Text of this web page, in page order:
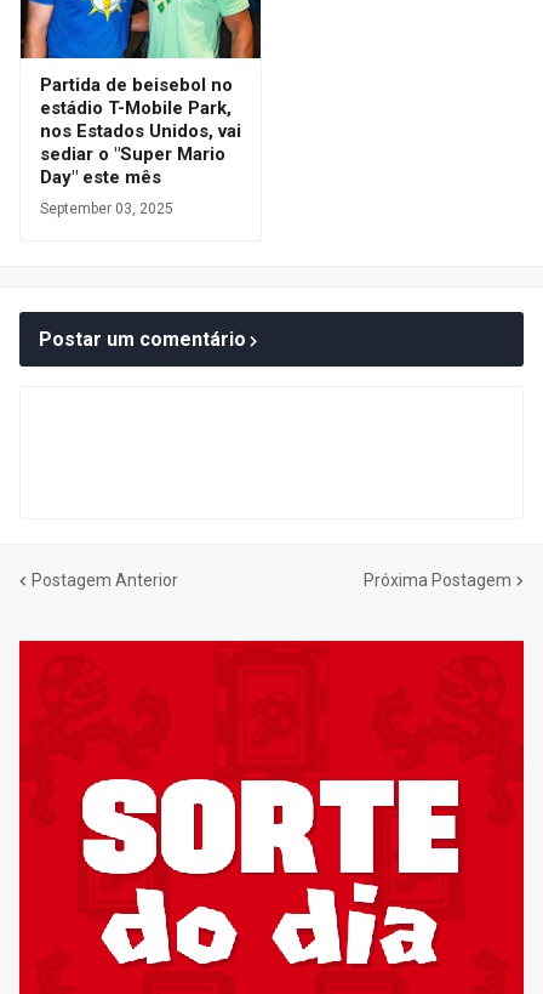
Partida de beisebol no
estádio T-Mobile Park,
nos Estados Unidos, vai
sediar o "Super Mario
Day" este mês
September 03, 2025
Postar um comentário
Postagem Anterior Próxima Postagem